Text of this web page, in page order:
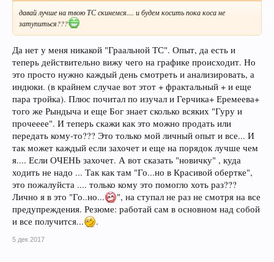
давай лучше на твою ТС скинемся.... и будем косить пока коса не
затупиться???
Да нет у меня никакой "Граальной ТС". Опыт, да есть и
теперь действительно вижу чего на графике происходит. Но
это просто нужно каждый день смотреть и анализировать, а
индюки. (в крайнем случае вот этот + фрактальный + и еще
пара тройка). Плюс почитал по изучал и Герчика+ Еремеева+
того же Рындыча и еще Бог знает сколько всяких "Гуру и
прочееее". И теперь скажи как это можно продать или
передать кому-то??? Это только мой личный опыт и все... И
так может каждый если захочет и еще на порядок лучше чем
я.... Если ОЧЕНЬ захочет. А вот сказать "новичку" , куда
ходить не надо ... Так как там "Го...но в Красивой обертке",
это пожалуйста .... только кому это помогло хоть раз???
Лично я в это "Го..но...
", на ступал не раз не смотря на все
предупреждения. Резюме: работай сам в основном над собой
и все получится...
.
5 дек 2017